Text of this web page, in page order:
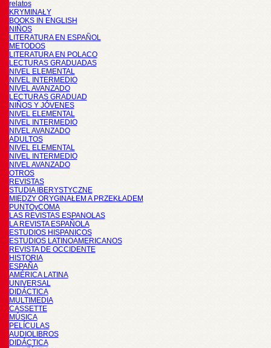
relatos
KRYMINAŁY
BOOKS IN ENGLISH
NIÑOS
LITERATURA EN ESPAÑOL
METODOS
LITERATURA EN POLACO
LECTURAS GRADUADAS
NIVEL ELEMENTAL
NIVEL INTERMEDIO
NIVEL AVANZADO
LECTURAS GRADUAD
NIÑOS Y JÓVENES
NIVEL ELEMENTAL
NIVEL INTERMEDIO
NIVEL AVANZADO
ADULTOS
NIVEL ELEMENTAL
NIVEL INTERMEDIO
NIVEL AVANZADO
OTROS
REVISTAS
STUDIA IBERYSTYCZNE
MIĘDZY ORYGINAŁEM A PRZEKŁADEM
PUNTOyCOMA
LAS REVISTAS ESPANOLAS
LA REVISTA ESPAÑOLA
ESTUDIOS HISPANICOS
ESTUDIOS LATINOAMERICANOS
REVISTA DE OCCIDENTE
HISTORIA
ESPAÑA
AMÉRICA LATINA
UNIVERSAL
DIDÁCTICA
MULTIMEDIA
CASSETTE
MÚSICA
PELÍCULAS
AUDIOLIBROS
DIDÁCTICA